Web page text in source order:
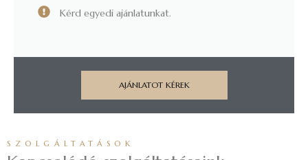
Kérd egyedi ajánlatunkat.
AJÁNLATOT KÉREK
SZOLGÁLTATÁSOK